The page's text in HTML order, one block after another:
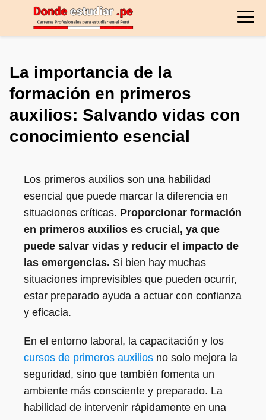
La importancia de la
formación en primeros
auxilios: Salvando vidas con
conocimiento esencial
Los primeros auxilios son una habilidad
esencial que puede marcar la diferencia en
situaciones críticas. Proporcionar formación
en primeros auxilios es crucial, ya que
puede salvar vidas y reducir el impacto de
las emergencias. Si bien hay muchas
situaciones imprevisibles que pueden ocurrir,
estar preparado ayuda a actuar con confianza
y eficacia.
En el entorno laboral, la capacitación y los
cursos de primeros auxilios no solo mejora la
seguridad, sino que también fomenta un
ambiente más consciente y preparado. La
habilidad de intervenir rápidamente en una